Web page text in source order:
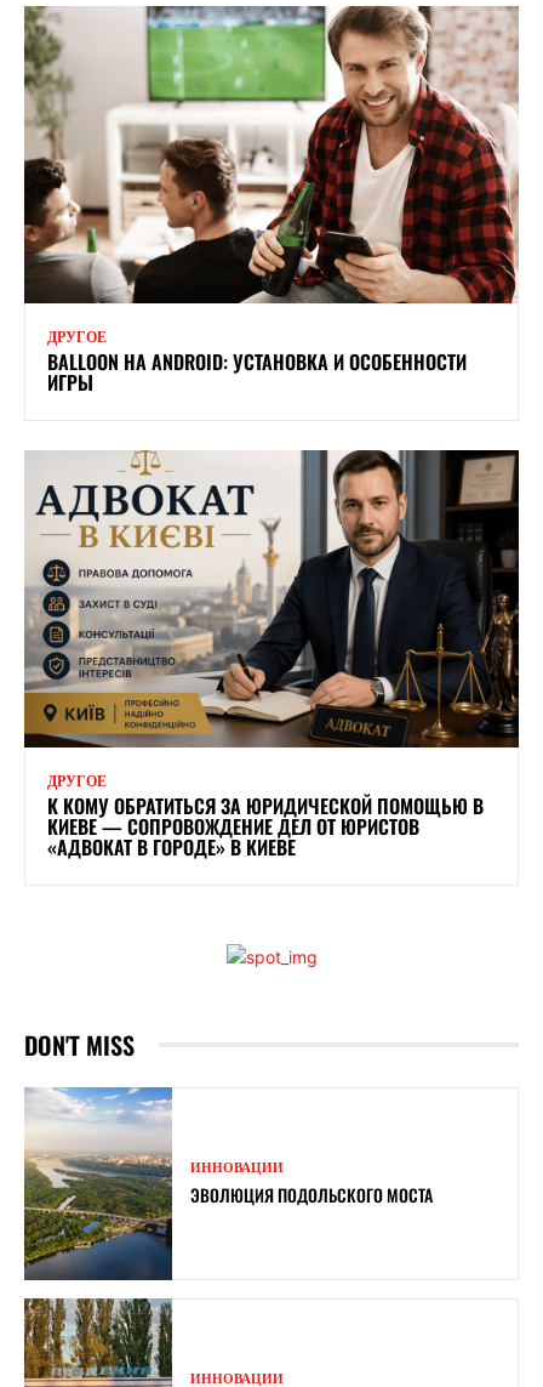
ДРУГОЕ
BALLOON НА ANDROID: УСТАНОВКА И ОСОБЕННОСТИ
ИГРЫ
ДРУГОЕ
К КОМУ ОБРАТИТЬСЯ ЗА ЮРИДИЧЕСКОЙ ПОМОЩЬЮ В
КИЕВЕ — СОПРОВОЖДЕНИЕ ДЕЛ ОТ ЮРИСТОВ
«АДВОКАТ В ГОРОДЕ» В КИЕВЕ
DON'T MISS
ИННОВАЦИИ
ЭВОЛЮЦИЯ ПОДОЛЬСКОГО МОСТА
ИННОВАЦИИ